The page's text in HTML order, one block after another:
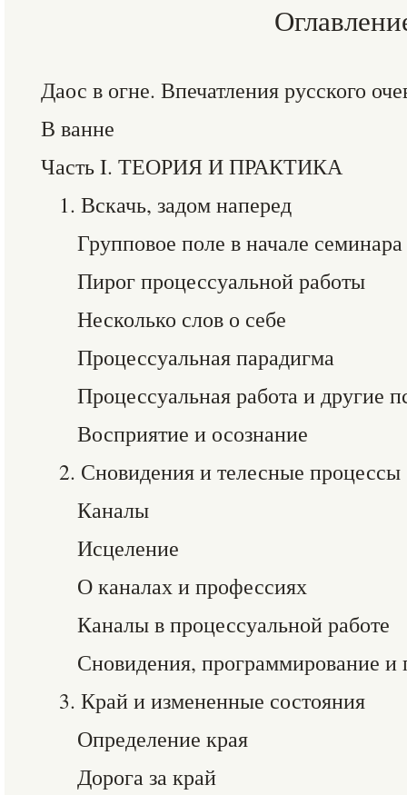
Даос в огне. Впечатления русского
В ванне
Часть I. ТЕОРИЯ И ПРАКТИКА
1. Вскачь, задом наперед
Групповое поле в начале семинара
Пирог процессуальной работы
Несколько слов о себе
Процессуальная парадигма
Процессуальная работа и другие
Восприятие и осознание
2. Сновидения и телесные процессы
Каналы
Исцеление
О каналах и профессиях
Каналы в процессуальной работе
Сновидения, программирование и
3. Край и измененные состояния
Определение края
Дорога за край